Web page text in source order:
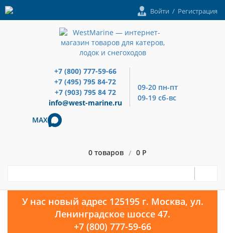
Войти / Регистрация
+7 (800) 777-59-66
+7 (495) 795 84-72
+7 (903) 795 84 72
info@west-marine.ru
09-20 пн-пт
09-19 сб-вс
MAX
0 товаров / 0 Р
У нас новый адрес 125195 г. Москва, ул.
Ленинградское шоссе 47.
+7 (800) 777-59-66